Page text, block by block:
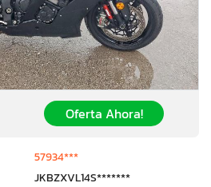
Oferta Ahora!
57934***
JKBZXVL14S*******